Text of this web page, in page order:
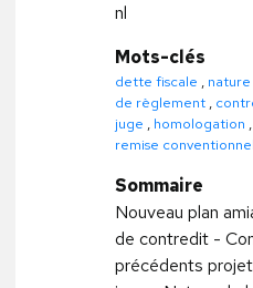
nl
Mots-clés
dette fiscale ,
de règlement ,
juge , homologation ,
remise
Sommaire
Nouveau plan
de contredit -
précédents